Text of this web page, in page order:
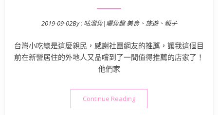
Posted on
2019-09-02By : 咕溜魚|曬魚趣 美食、旅遊、親子
台灣小吃總是這麼親民，感謝社團網友的推薦，讓我這個目
前在新營居住的外地人又品嚐到了一間值得推薦的店家了！
他們家
Continue Reading“台南美食》在地人推薦的隱